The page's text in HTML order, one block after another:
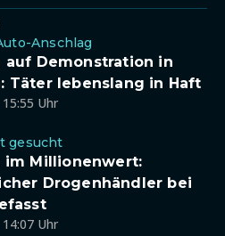
Anschlag
auf Demonstration in
Täter lebenslang in Haft
15:55 Uhr
gesucht
im Millionenwert:
Drogenhändler bei
14:07 Uhr